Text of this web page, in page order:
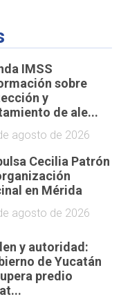
IMSS
sobre
y
de ale...
agosto de 2026
Cecilia Patrón
en Mérida
agosto de 2026
y autoridad:
de Yucatán
predio